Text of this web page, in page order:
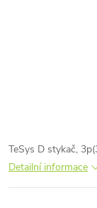
TeSys D stykač,
Detailní informace